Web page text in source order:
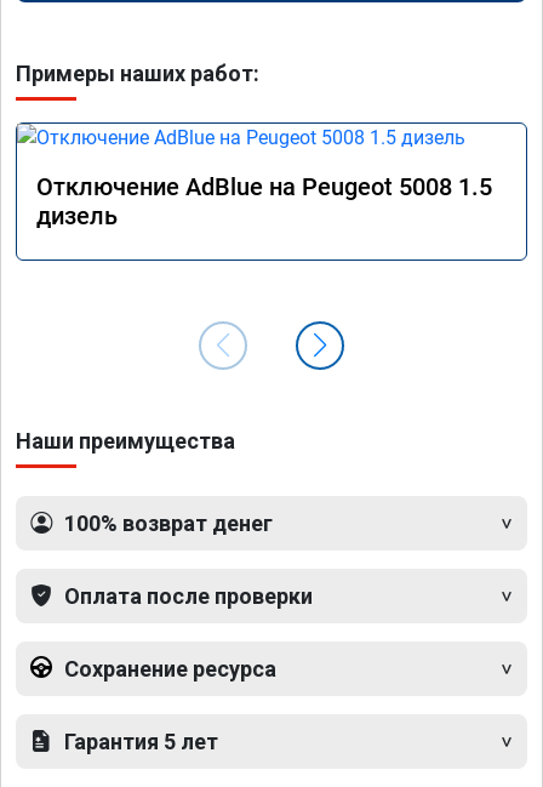
Примеры наших работ:
Отключение AdBlue на Peugeot 5008 1.5
дизель
Наши преимущества
100% возврат денег
Оплата после проверки
Сохранение ресурса
Гарантия 5 лет